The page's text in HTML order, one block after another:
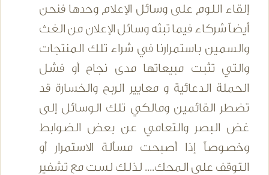
إلقاء اللوم على وسائل الإعلام وحدها فنحن
أيضاً شركاء فيما تبثه وسائل الإعلان من الغث
والسمين باستمرارنا في شراء تلك المنتجات
والتي تثبت مبيعاتها مدى نجاح أو فشل
الحملة الدعائية و معايير الربح والخسارة قد
تضطر القائمين ومالكي تلك الوسائل إلى
غض البصر والتعامي عن بعض الضوابط
وخصوصاً إذا أصبحت مسألة الاستمرار أو
التوقف على المحك.... لذلك لست مع تشفير